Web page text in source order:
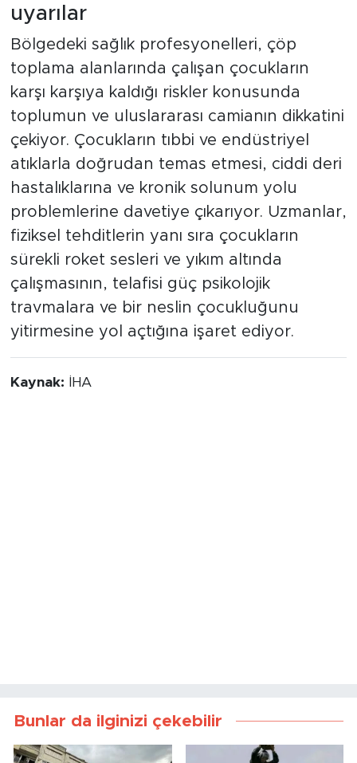
uyarılar
Bölgedeki sağlık profesyonelleri, çöp
toplama alanlarında çalışan çocukların
karşı karşıya kaldığı riskler konusunda
toplumun ve uluslararası camianın dikkatini
çekiyor. Çocukların tıbbi ve endüstriyel
atıklarla doğrudan temas etmesi, ciddi deri
hastalıklarına ve kronik solunum yolu
problemlerine davetiye çıkarıyor. Uzmanlar,
fiziksel tehditlerin yanı sıra çocukların
sürekli roket sesleri ve yıkım altında
çalışmasının, telafisi güç psikolojik
travmalara ve bir neslin çocukluğunu
yitirmesine yol açtığına işaret ediyor.
Kaynak: İHA
Bunlar da ilginizi çekebilir